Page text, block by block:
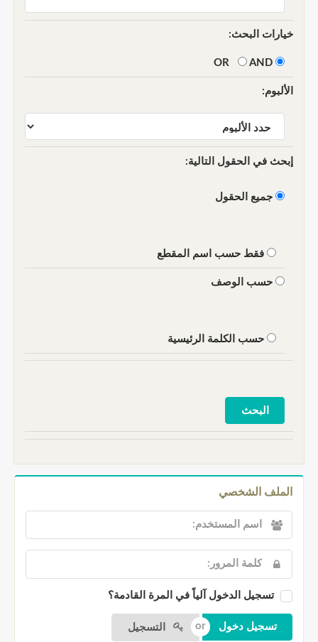
خيارات البحث:
AND
الألبوم:
إبحث في الحقول التالية:
جميع الحقول
فقط حسب اسم المقطع
حسب الوصف
حسب الكلمة الرئيسية
الملف الشخصي
تسجيل الدخول آلياً في المرة القادمة؟
التسجيل